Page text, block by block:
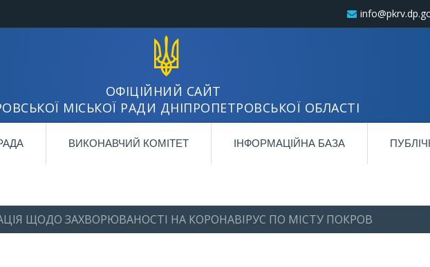
ОФІЦІЙНИЙ САЙТ
МІСЬКОЇ РАДИ ДНІПРОПЕТРОВСЬКОЇ ОБЛАСТІ
ВИКОНАВЧИЙ КОМІТЕТ ІНФОРМАЦІЙНА БАЗА
ЩОДО ЗАХВОРЮВАНОСТІ НА КОРОНАВІРУС ПО МІСТУ ПОКРОВ